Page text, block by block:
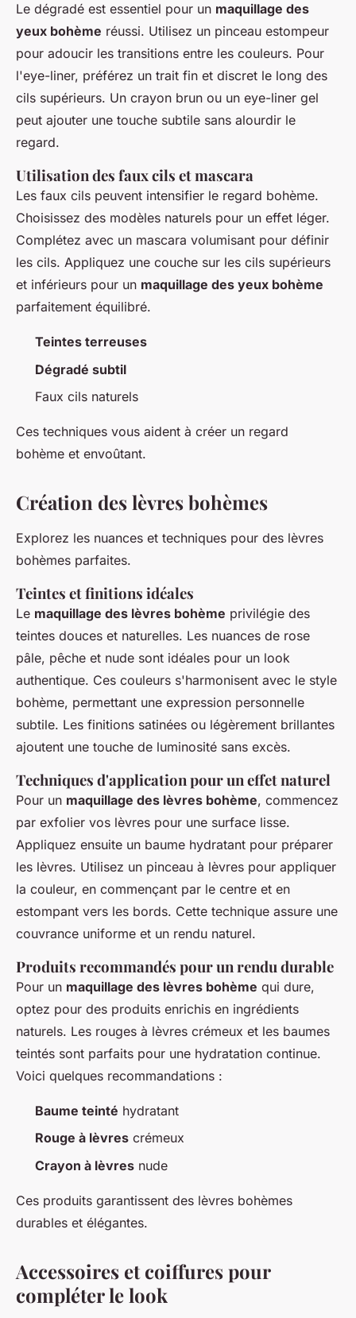
Le dégradé est essentiel pour un maquillage des
yeux bohème réussi. Utilisez un pinceau estompeur
pour adoucir les transitions entre les couleurs. Pour
l'eye-liner, préférez un trait fin et discret le long des
cils supérieurs. Un crayon brun ou un eye-liner gel
peut ajouter une touche subtile sans alourdir le
regard.
Utilisation des faux cils et mascara
Les faux cils peuvent intensifier le regard bohème.
Choisissez des modèles naturels pour un effet léger.
Complétez avec un mascara volumisant pour définir
les cils. Appliquez une couche sur les cils supérieurs
et inférieurs pour un maquillage des yeux bohème
parfaitement équilibré.
Teintes terreuses
Dégradé subtil
Faux cils naturels
Ces techniques vous aident à créer un regard
bohème et envoûtant.
Création des lèvres bohèmes
Explorez les nuances et techniques pour des lèvres
bohèmes parfaites.
Teintes et finitions idéales
Le maquillage des lèvres bohème privilégie des
teintes douces et naturelles. Les nuances de rose
pâle, pêche et nude sont idéales pour un look
authentique. Ces couleurs s'harmonisent avec le style
bohème, permettant une expression personnelle
subtile. Les finitions satinées ou légèrement brillantes
ajoutent une touche de luminosité sans excès.
Techniques d'application pour un effet naturel
Pour un maquillage des lèvres bohème, commencez
par exfolier vos lèvres pour une surface lisse.
Appliquez ensuite un baume hydratant pour préparer
les lèvres. Utilisez un pinceau à lèvres pour appliquer
la couleur, en commençant par le centre et en
estompant vers les bords. Cette technique assure une
couvrance uniforme et un rendu naturel.
Produits recommandés pour un rendu durable
Pour un maquillage des lèvres bohème qui dure,
optez pour des produits enrichis en ingrédients
naturels. Les rouges à lèvres crémeux et les baumes
teintés sont parfaits pour une hydratation continue.
Voici quelques recommandations :
Baume teinté hydratant
Rouge à lèvres crémeux
Crayon à lèvres nude
Ces produits garantissent des lèvres bohèmes
durables et élégantes.
Accessoires et coiffures pour
compléter le look